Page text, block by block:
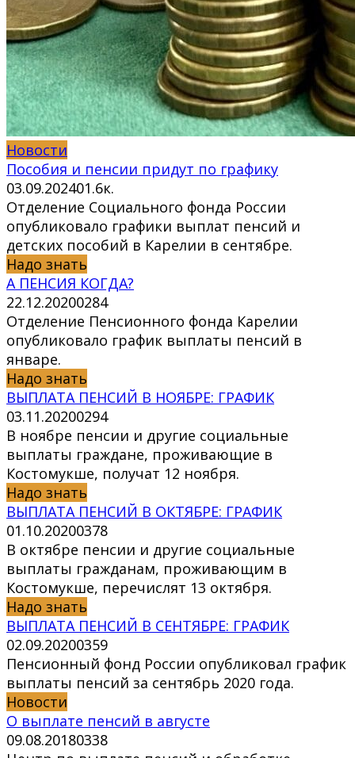
Новости
Пособия и пенсии придут по графику
03.09.202401.6к.
Отделение Социального фонда России
опубликовало графики выплат пенсий и
детских пособий в Карелии в сентябре.
Надо знать
А ПЕНСИЯ КОГДА?
22.12.20200284
Отделение Пенсионного фонда Карелии
опубликовало график выплаты пенсий в
январе.
Надо знать
ВЫПЛАТА ПЕНСИЙ В НОЯБРЕ: ГРАФИК
03.11.20200294
В ноябре пенсии и другие социальные
выплаты граждане, проживающие в
Костомукше, получат 12 ноября.
Надо знать
ВЫПЛАТА ПЕНСИЙ В ОКТЯБРЕ: ГРАФИК
01.10.20200378
В октябре пенсии и другие социальные
выплаты гражданам, проживающим в
Костомукше, перечислят 13 октября.
Надо знать
ВЫПЛАТА ПЕНСИЙ В СЕНТЯБРЕ: ГРАФИК
02.09.20200359
Пенсионный фонд России опубликовал график
выплаты пенсий за сентябрь 2020 года.
Новости
О выплате пенсий в августе
09.08.20180338